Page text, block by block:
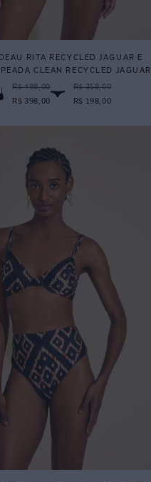
RITA RECYCLED JAGUAR E
CLEAN RECYCLED JAGUAR
R$ 498,00
R$ 398,00
R$ 358,00
R$ 198,00